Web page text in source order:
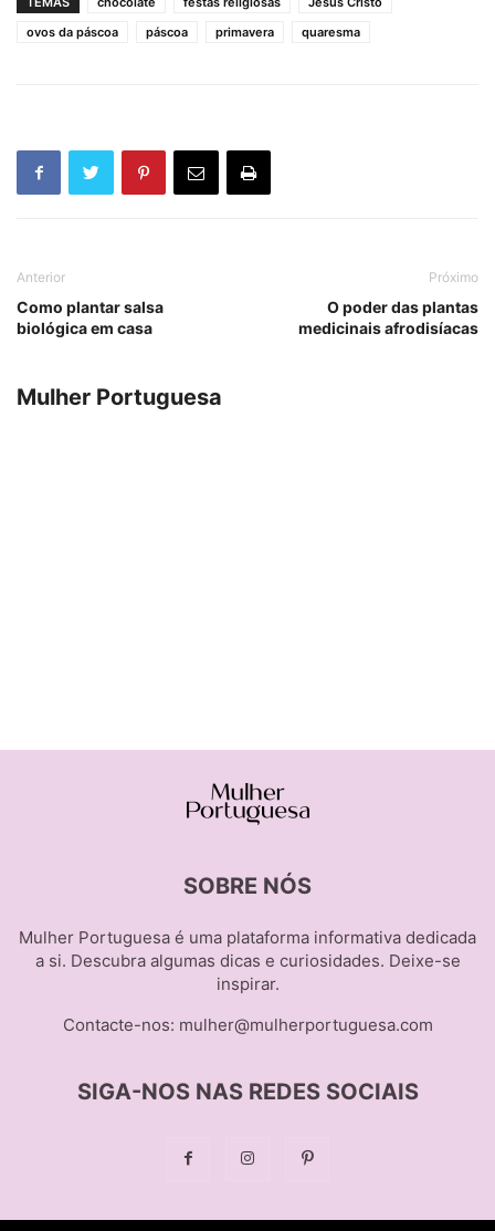
ovos da páscoa
páscoa primavera quaresma
Anterior
Como plantar salsa
biológica em casa
Próximo
O poder das plantas
medicinais afrodisíacas
Mulher Portuguesa
SOBRE NÓS
Mulher Portuguesa é uma plataforma informativa dedicada
a si. Descubra algumas dicas e curiosidades. Deixe-se
inspirar.
Contacte-nos: mulher@mulherportuguesa.com
SIGA-NOS NAS REDES SOCIAIS